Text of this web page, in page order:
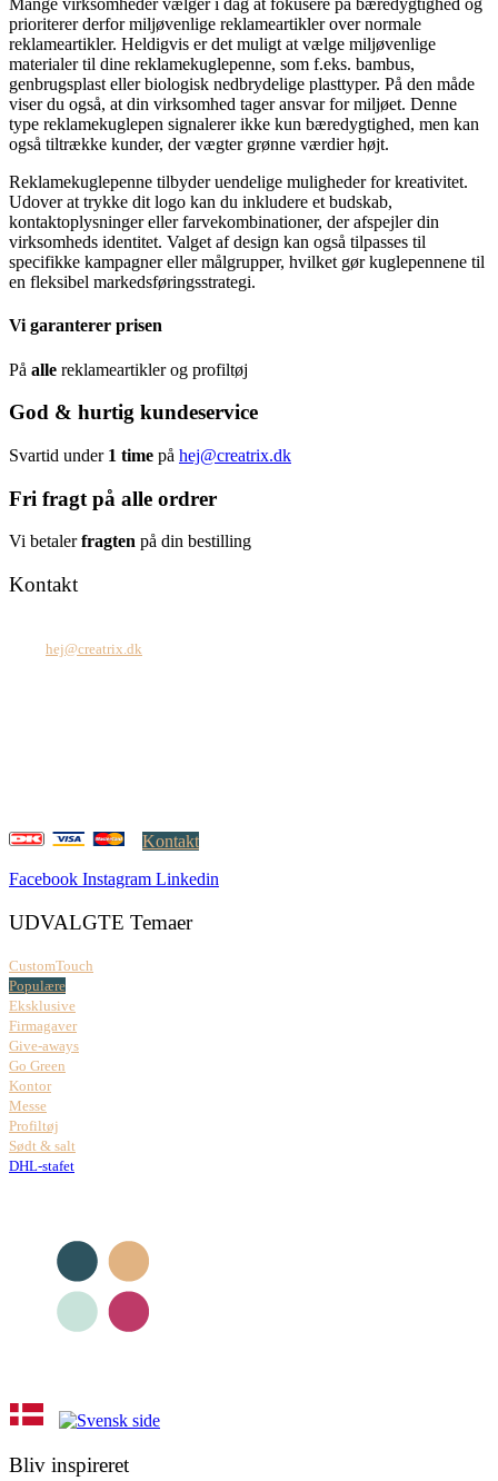
Mange virksomheder vælger i dag at fokusere på bæredygtighed og
prioriterer derfor miljøvenlige reklameartikler over normale
reklameartikler. Heldigvis er det muligt at vælge miljøvenlige
materialer til dine reklamekuglepenne, som f.eks. bambus,
genbrugsplast eller biologisk nedbrydelige plasttyper. På den måde
viser du også, at din virksomhed tager ansvar for miljøet. Denne
type reklamekuglepen signalerer ikke kun bæredygtighed, men kan
også tiltrække kunder, der vægter grønne værdier højt.
Reklamekuglepenne tilbyder uendelige muligheder for kreativitet.
Udover at trykke dit logo kan du inkludere et budskab,
kontaktoplysninger eller farvekombinationer, der afspejler din
virksomheds identitet. Valget af design kan også tilpasses til
specifikke kampagner eller målgrupper, hvilket gør kuglepennene til
en fleksibel markedsføringsstrategi.
Vi garanterer prisen
På alle reklameartikler og profiltøj
God & hurtig kundeservice
Svartid under 1 time på hej@creatrix.dk
Fri fragt på alle ordrer
Vi betalerfragten på din bestilling
Kontakt
hej@creatrix.dk
Kontakt
Facebook Instagram Linkedin
UDVALGTE Temaer
CustomTouch
Populære
Eksklusive
Firmagaver
Give-aways
Go Green
Kontor
Messe
Profiltøj
Sødt & salt
DHL-stafet
Bliv inspireret